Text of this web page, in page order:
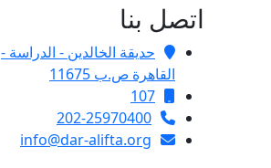
اتصل بنا
حديقة الخالدين - الدراسة -
القاهرة ص.ب 11675
107
202-25970400
info@dar-alifta.org